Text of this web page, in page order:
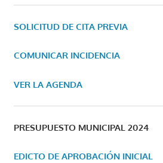
SOLICITUD DE CITA PREVIA
COMUNICAR INCIDENCIA
VER LA AGENDA
PRESUPUESTO MUNICIPAL 2024
EDICTO DE APROBACIÓN INICIAL